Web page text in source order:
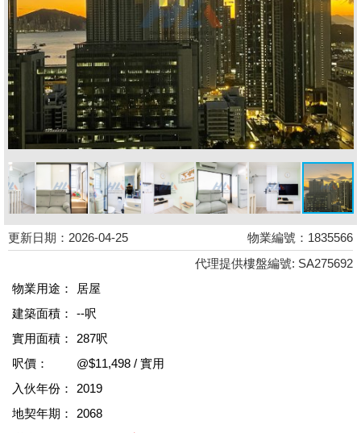
更新日期：2026-04-25
物業編號：1835566
代理提供樓盤編號: SA275692
物業用途：
居屋
建築面積：
--呎
實用面積：
287呎
呎價：
@$11,498 / 實用
入伙年份：
2019
地契年期：
2068